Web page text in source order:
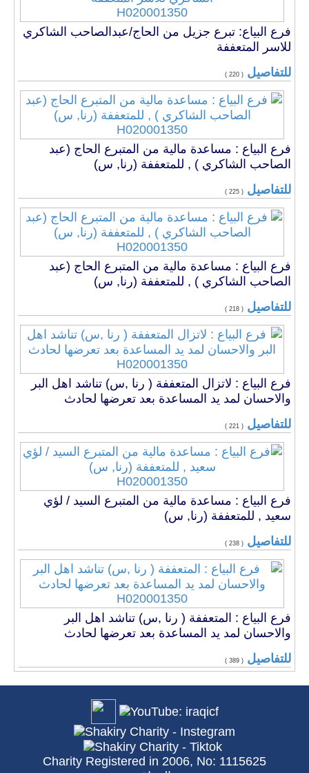
H020001350
فرع البياع: تبرع جزيل من الحاج/عبدالصاحب الشاكري
للاسر المتعففة
للتفاصيل ( 220 )
H020001350
فرع البياع : مساعدة مالية من المتبرع الحاج (عبد
الصاحب الشاكري ) , للمتعففة (رنا, س)
للتفاصيل ( 225 )
H020001350
فرع البياع : مساعدة مالية من المتبرع الحاج (عبد
الصاحب الشاكري ) , للمتعففة (رنا, س)
للتفاصيل ( 218 )
H020001350
فرع البياع : لاتزال المتعففة ( رنا ,س) تناشد اهل البر
والاحسان لمد يد المساعدة بعد تعرضها لحادث
للتفاصيل ( 221 )
H020001350
فرع البياع : مساعدة مالية من المتبرع السيد / لؤي
سعيد , للمتعففة (رنا, س)
للتفاصيل ( 238 )
H020001350
فرع البياع : المتعففة ( رنا ,س) تناشد اهل البر
والاحسان لمد يد المساعدة بعد تعرضها لحادث
للتفاصيل ( 389 )
Charity Registered in 2006, No: 1115625